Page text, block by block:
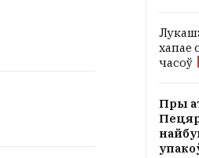
хапае
часоў
Пры